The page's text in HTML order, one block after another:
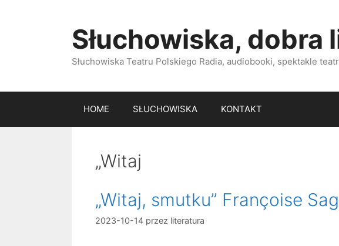
Słuchowiska,
Słuchowiska Teatru Polskiego Radia, audiobooki, spektakle
HOME SŁUCHOWISKA KONTAKT
„Witaj
„Witaj, smutku” Françoise
2023-10-14 przez literatura